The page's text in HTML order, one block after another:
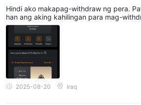
Hindi ako makapag-withdraw ng pera.
han ang aking kahilingan para mag-
2025-08-20 Iraq